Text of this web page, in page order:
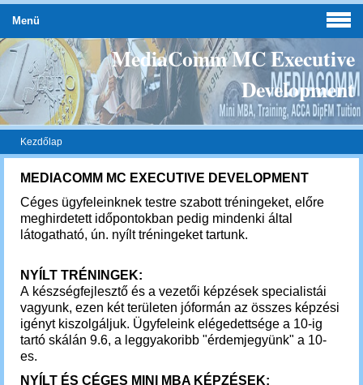
MediaComm MC Executive
Development
Kezdőlap
MEDIACOMM MC EXECUTIVE DEVELOPMENT
Céges ügyfeleinknek testre szabott tréningeket, előre
meghirdetett időpontokban pedig mindenki által
látogatható, ún. nyílt tréningeket tartunk.
NYÍLT TRÉNINGEK:
A készségfejlesztő és a vezetői képzések specialistái
vagyunk, ezen két területen jóformán az összes képzési
igényt kiszolgáljuk. Ügyfeleink elégedettsége a 10-ig
tartó skálán 9.6, a leggyakoribb "érdemjegyünk" a 10-
es.
NYÍLT ÉS CÉGES MINI MBA KÉPZÉSEK:
Menü